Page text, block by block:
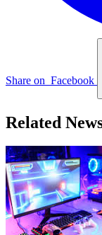
Share on Facebook
Related